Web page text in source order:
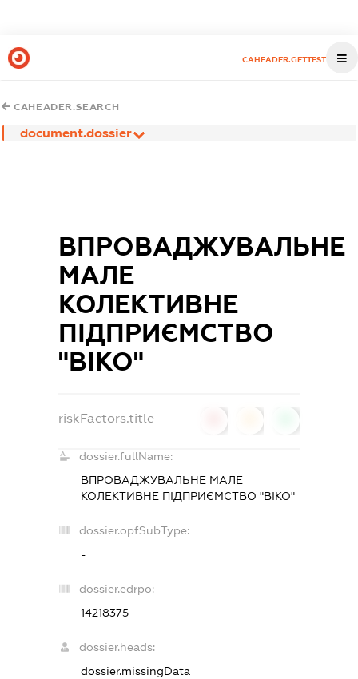
CAHEADER.GETTEST
CAHEADER.SEARCH
document.dossier
ВПРОВАДЖУВАЛЬНЕ
МАЛЕ
КОЛЕКТИВНЕ
ПІДПРИЄМСТВО
"ВІКО"
riskFactors.title
dossier.fullName:
ВПРОВАДЖУВАЛЬНЕ МАЛЕ
КОЛЕКТИВНЕ ПІДПРИЄМСТВО "ВІКО"
dossier.opfSubType:
-
dossier.edrpo:
14218375
dossier.heads:
dossier.missingData